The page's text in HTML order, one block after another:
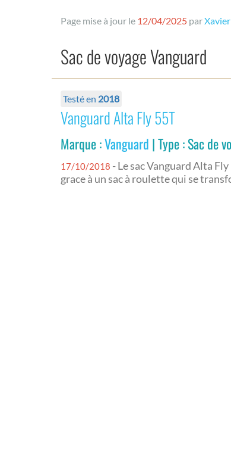
Page mise à jour le 12/04/2025 par
Sac de voyage Vanguard
Testé en 2018
Vanguard Alta Fly 55T
Marque :Vanguard | Type : Sac de
17/10/2018 - Le sac Vanguard Alta
grace à un sac à roulette qui se